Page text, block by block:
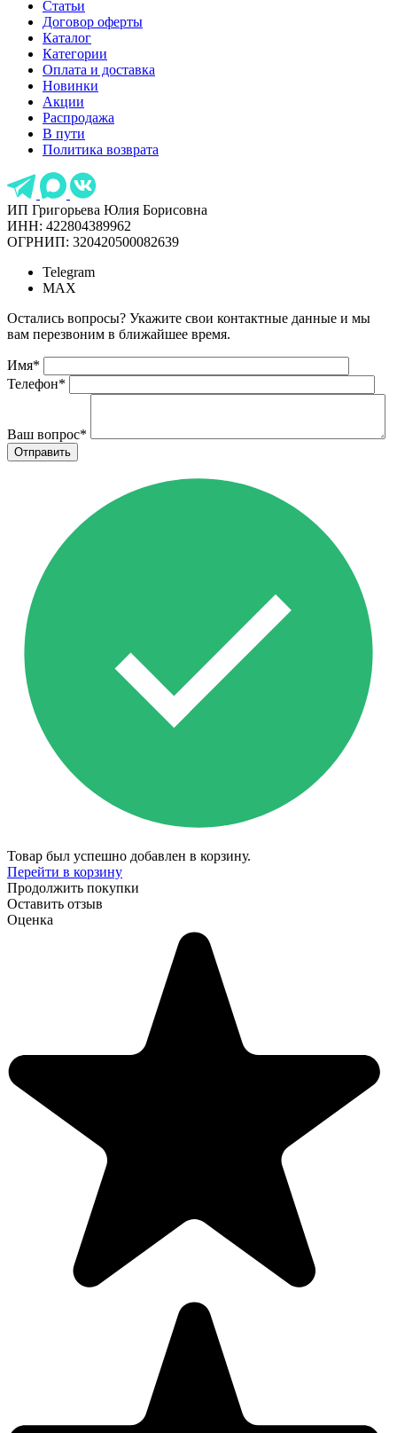
Статьи
Договор оферты
Каталог
Категории
Оплата и доставка
Новинки
Акции
Распродажа
В пути
Политика возврата
ИП Григорьева Юлия Борисовна
ИНН: 422804389962
ОГРНИП: 320420500082639
Telegram
MAX
Остались вопросы? Укажите свои контактные данные и мы
вам перезвоним в ближайшее время.
Имя*
Телефон*
Ваш вопрос*
Товар был успешно добавлен в корзину.
Перейти в корзину
Продолжить покупки
Оставить отзыв
Оценка